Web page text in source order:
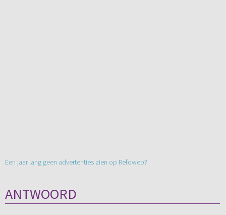
Een jaar lang geen advertenties zien op Refoweb?
ANTWOORD